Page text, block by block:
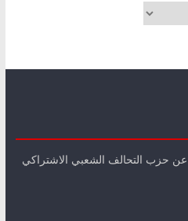
حزب التحالف الشعبي الاشتراكي